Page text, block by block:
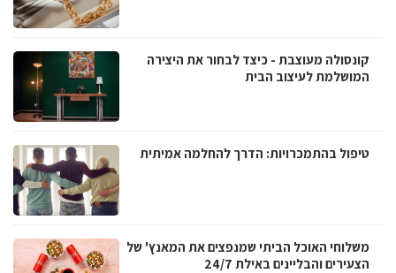
קונסולה מעוצבת - כיצד לבחור את היצירה
המושלמת לעיצוב הבית
טיפול בהתמכרויות: הדרך להחלמה אמיתית
משלוחי האוכל הביתי שמנפצים את המאנץ' של
הצעירים והבליינים באילת 24/7